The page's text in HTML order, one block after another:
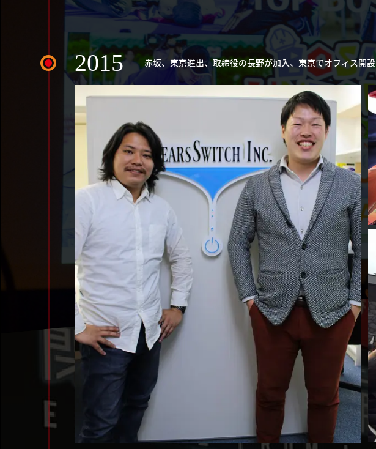
2015 赤坂、東京進出、取締役の長野が加入、東京でオフィス開設